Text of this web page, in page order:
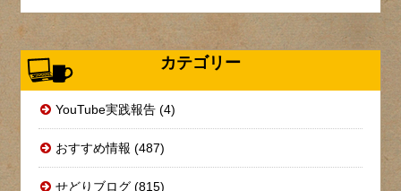
カテゴリー
YouTube実践報告 (4)
おすすめ情報 (487)
せどりブログ (815)